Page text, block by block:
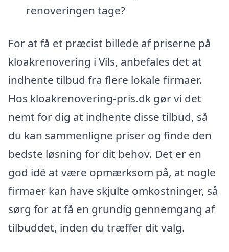
renoveringen tage?
For at få et præcist billede af priserne på
kloakrenovering i Vils, anbefales det at
indhente tilbud fra flere lokale firmaer.
Hos kloakrenovering-pris.dk gør vi det
nemt for dig at indhente disse tilbud, så
du kan sammenligne priser og finde den
bedste løsning for dit behov. Det er en
god idé at være opmærksom på, at nogle
firmaer kan have skjulte omkostninger, så
sørg for at få en grundig gennemgang af
tilbuddet, inden du træffer dit valg.